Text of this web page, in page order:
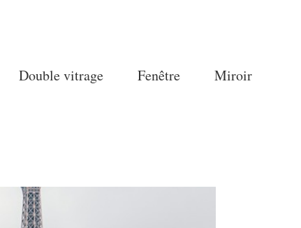
Double vitrage Fenêtre Miroir